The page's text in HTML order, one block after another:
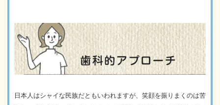
日本人はシャイな民族だともいわれますが、笑顔を振りまくのは苦